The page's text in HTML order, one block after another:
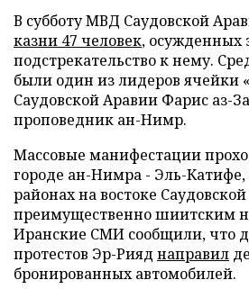
В субботу МВД Саудовской
казни 47 человек, осужденных
подстрекательство к нему.
были один из лидеров ячейки
Саудовской Аравии Фарис аз-
проповедник ан-Нимр.
Массовые манифестации
городе ан-Нимра - Эль-Катифе,
районах на востоке
преимущественно шиитским
Иранские СМИ сообщили, что
протестов Эр-Рияд направил
бронированных автомобилей.